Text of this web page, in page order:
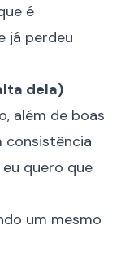
é
já perdeu
dela)
além de boas
consistência
quero que
um mesmo